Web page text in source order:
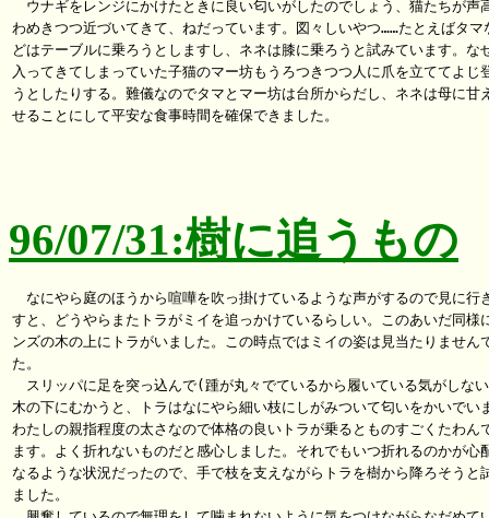
ウナギをレンジにかけたときに良い匂いがしたのでしょう、猫たちが声
わめきつつ近づいてきて、ねだっています。図々しいやつ……たとえばタマ
どはテーブルに乗ろうとしますし、ネネは膝に乗ろうと試みています。な
入ってきてしまっていた子猫のマー坊もうろつきつつ人に爪を立ててよじ
うとしたりする。難儀なのでタマとマー坊は台所からだし、ネネは母に甘
せることにして平安な食事時間を確保できました。
96/07/31:樹に追うもの
なにやら庭のほうから喧嘩を吹っ掛けているような声がするので見に行
すと、どうやらまたトラがミイを追っかけているらしい。このあいだ同様
ンズの木の上にトラがいました。この時点ではミイの姿は見当たりません
た。
スリッパに足を突っ込んで(踵が丸々でているから履いている気がしな
木の下にむかうと、トラはなにやら細い枝にしがみついて匂いをかいでい
わたしの親指程度の太さなので体格の良いトラが乗るとものすごくたわん
ます。よく折れないものだと感心しました。それでもいつ折れるのかが心
なるような状況だったので、手で枝を支えながらトラを樹から降ろそうと
ました。